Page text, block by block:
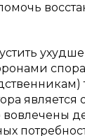
является
вовлечены